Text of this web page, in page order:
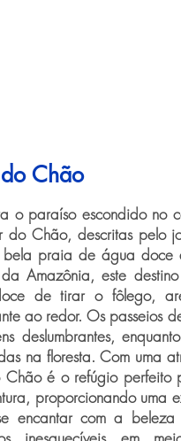
Chão
o paraíso escondido no
do Chão, descritas pelo
bela praia de água doce
Amazônia, este
de tirar o fôlego,
ao redor. Os passeios
deslumbrantes,
na floresta. Com uma
Chão é o refúgio perfeito
proporcionando uma
encantar com a